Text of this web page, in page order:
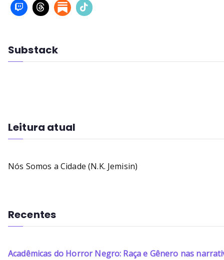
Substack
Leitura atual
Nós Somos a Cidade (N.K. Jemisin)
Recentes
Acadêmicas do Horror Negro: Raça e Gênero nas